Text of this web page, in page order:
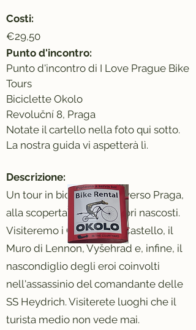
Costi:
€29,50
Punto d'incontro:
Punto d'incontro di I Love Prague Bike
Tours
Biciclette Okolo
Revoluční 8, Praga
Notate il cartello nella foto qui sotto.
La nostra guida vi aspetterà lì.
Descrizione:
Un tour in bicicletta attraverso Praga,
alla scoperta dei suoi tesori nascosti.
Visiteremo i Giardini del Castello, il
Muro di Lennon, Vyšehrad e, infine, il
nascondiglio degli eroi coinvolti
nell'assassinio del comandante delle
SS Heydrich. Visiterete luoghi che il
turista medio non vede mai.